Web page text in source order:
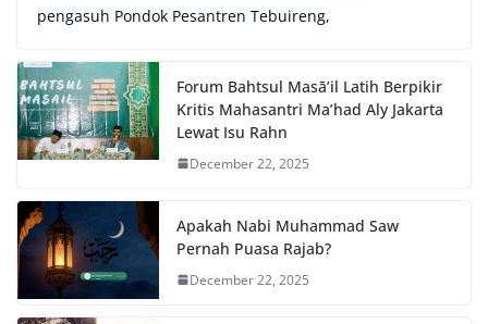
pengasuh Pondok Pesantren Tebuireng,
Forum Bahtsul Masā’il Latih Berpikir
Kritis Mahasantri Ma’had Aly Jakarta
Lewat Isu Rahn
December 22, 2025
Apakah Nabi Muhammad Saw
Pernah Puasa Rajab?
December 22, 2025